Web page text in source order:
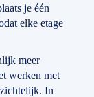
je één
elke etage
meer
werken met
In